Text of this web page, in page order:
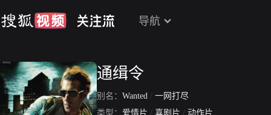
导航
通缉令
别名： Wanted / 一网打尽
类型： 爱情片 / 喜剧片 / 动作片